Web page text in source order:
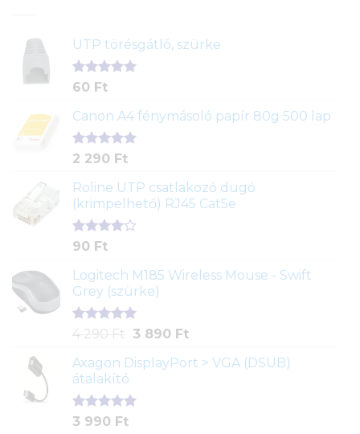
UTP törésgátló, szürke
Értékelés
ből,
1
értékelés
alapján
60 Ft
Canon A4 fénymásoló papír 80g 500 lap
Értékelés
ből,
2
értékelés
alapján
2 290 Ft
Roline UTP csatlakozó dugó
(krimpelhető) RJ45 Cat5e
Értékelés
5-ből,
2
értékelés
alapján
90 Ft
Logitech M185 Wireless Mouse - Swift
Grey (szürke)
Értékelés
ből,
1
értékelés
alapján
4 290 Ft
Original
was:
290 Ft.
3 890 FtCurrent
is:
Axagon DisplayPort > VGA (DSUB)
átalakító
Értékelés
1
3 990 Ft